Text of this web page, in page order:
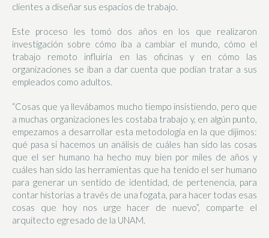
clientes a diseñar sus espacios de trabajo.
Este proceso les tomó dos años en los que realizaron
investigación sobre cómo iba a cambiar el mundo, cómo el
trabajo remoto influiría en las oficinas y en cómo las
organizaciones se iban a dar cuenta que podían tratar a sus
empleados como adultos.
“Cosas que ya llevábamos mucho tiempo insistiendo, pero que
a muchas organizaciones les costaba trabajo y, en algún punto,
empezamos a desarrollar esta metodología en la que dijimos:
qué pasa si hacemos un análisis de cuáles han sido las cosas
que el ser humano ha hecho muy bien por miles de años y
cuáles han sido las herramientas que ha tenido el ser humano
para generar un sentido de identidad, de pertenencia, para
contar historias a través de una fogata, para hacer todas esas
cosas que hoy nos urge hacer de nuevo”, comparte el
arquitecto egresado de la UNAM.